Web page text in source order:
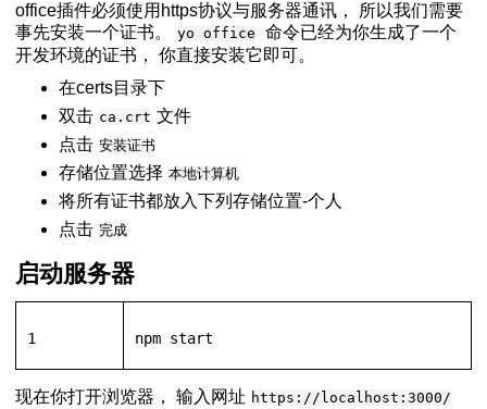
office插件必须使用https协议与服务器通讯， 所以我们需要
事先安装一个证书。
yo office
命令已经为你生成了一个
开发环境的证书， 你直接安装它即可。
在certs目录下
双击 ca.crt 文件
点击 安装证书
存储位置选择 本地计算机
将所有证书都放入下列存储位置-个人
点击 完成
启动服务器
1 npm start
现在你打开浏览器， 输入网址 https://localhost:3000/